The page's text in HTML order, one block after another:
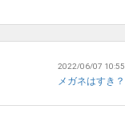
2022/06/07 10:55
メガネはすき？